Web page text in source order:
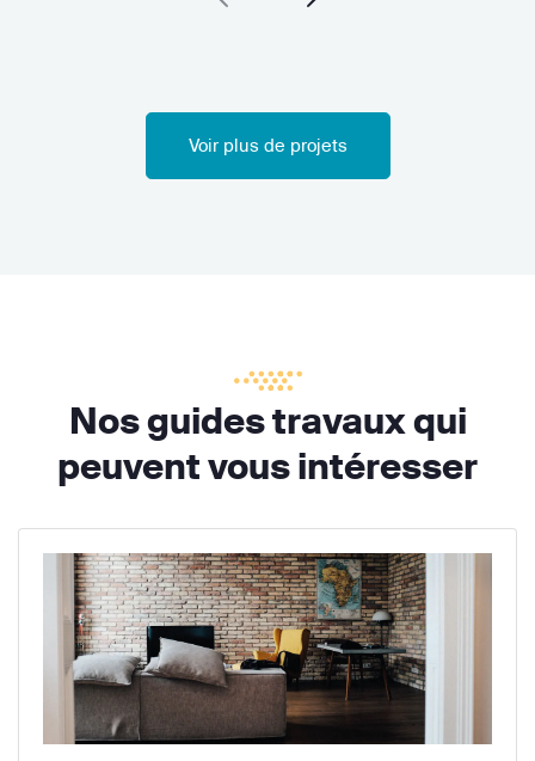
Voir plus de projets
Nos guides travaux qui
peuvent vous intéresser